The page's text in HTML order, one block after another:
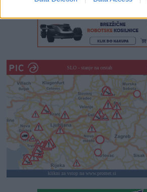
SLO - stanje na cestah
klikni za vstop na www.promet.si